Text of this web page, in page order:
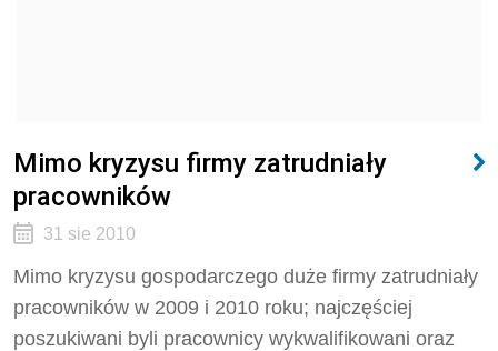
Mimo kryzysu firmy zatrudniały
pracowników
31 sie 2010
Mimo kryzysu gospodarczego duże firmy zatrudniały
pracowników w 2009 i 2010 roku; najczęściej
poszukiwani byli pracownicy wykwalifikowani oraz